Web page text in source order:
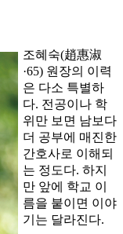
조혜숙(趙惠淑
·65) 원장의 이력
은 다소 특별하
다. 전공이나 학
위만 보면 남보다
더 공부에 매진한
간호사로 이해되
는 정도다. 하지
만 앞에 학교 이
름을 붙이면 이야
기는 달라진다.